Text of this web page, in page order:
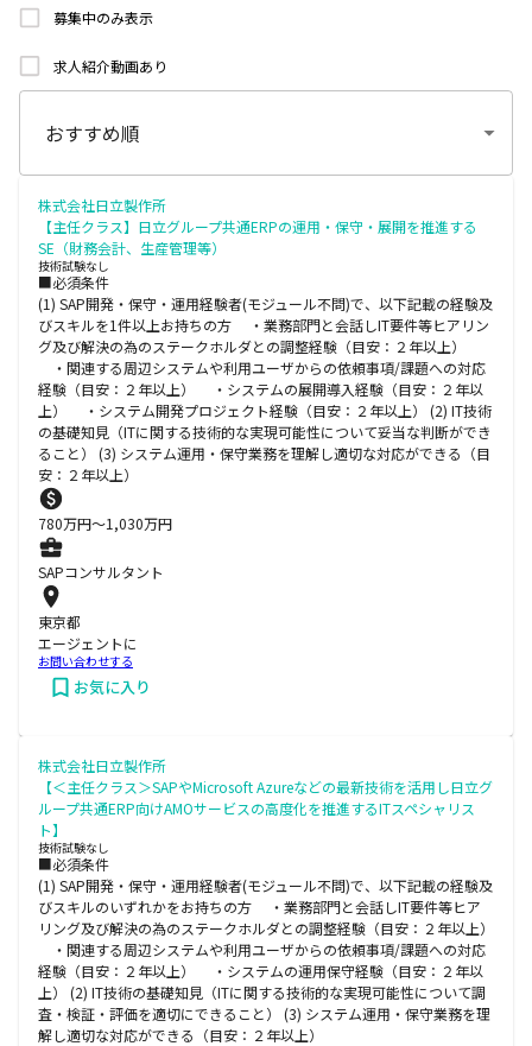
募集中のみ表示
求人紹介動画あり
株式会社日立製作所
【主任クラス】日立グループ共通ERPの運用・保守・展開を推進する
SE（財務会計、生産管理等）
技術試験なし
■必須条件
(1) SAP開発・保守・運用経験者(モジュール不問)で、以下記載の経験及
びスキルを1件以上お持ちの方 ・業務部門と会話しIT要件等ヒアリン
グ及び解決の為のステークホルダとの調整経験（目安：２年以上）
・関連する周辺システムや利用ユーザからの依頼事項/課題への対応
経験（目安：２年以上） ・システムの展開導入経験（目安：２年以
上） ・システム開発プロジェクト経験（目安：２年以上） (2) IT技術
の基礎知見（ITに関する技術的な実現可能性について妥当な判断ができ
ること） (3) システム運用・保守業務を理解し適切な対応ができる（目
安：２年以上）
780万円〜1,030万円
SAPコンサルタント
東京都
エージェントに
お問い合わせする
お気に入り
株式会社日立製作所
【＜主任クラス＞SAPやMicrosoft Azureなどの最新技術を活用し日立グ
ループ共通ERP向けAMOサービスの高度化を推進するITスペシャリス
ト】
技術試験なし
■必須条件
(1) SAP開発・保守・運用経験者(モジュール不問)で、以下記載の経験及
びスキルのいずれかをお持ちの方 ・業務部門と会話しIT要件等ヒア
リング及び解決の為のステークホルダとの調整経験（目安：２年以上）
・関連する周辺システムや利用ユーザからの依頼事項/課題への対応
経験（目安：２年以上） ・システムの運用保守経験（目安：２年以
上） (2) IT技術の基礎知見（ITに関する技術的な実現可能性について調
査・検証・評価を適切にできること） (3) システム運用・保守業務を理
解し適切な対応ができる（目安：２年以上）